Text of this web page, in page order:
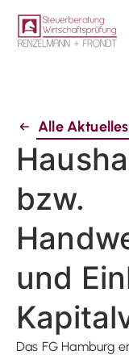
Alle Aktuelles
bzw.
und
Das FG Hamburg